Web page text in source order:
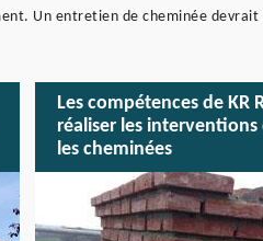
Un entretien de cheminée
Les compétences de KR
réaliser les
les cheminées